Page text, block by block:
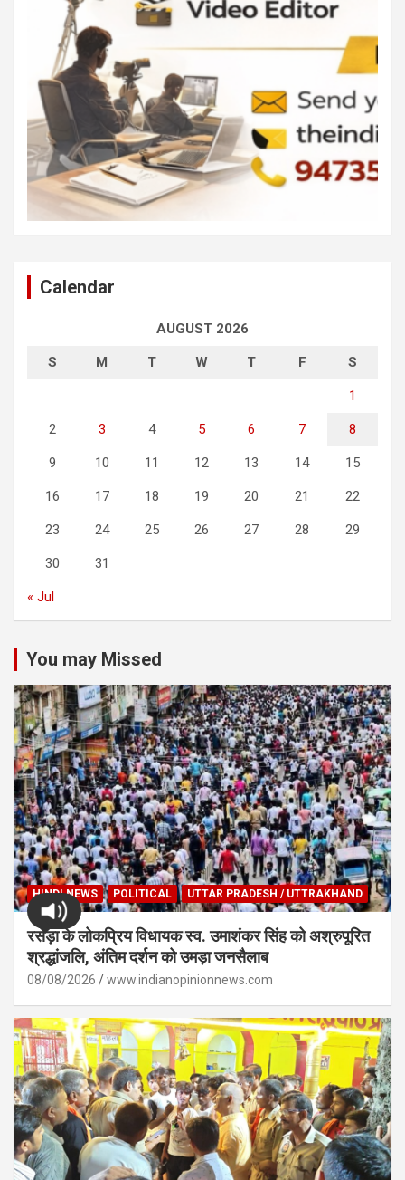
Calendar
AUGUST 2026
S M T W T F S
1
2 3 4 5 6 7 8
9 10 11 12 13 14 15
16 17 18 19 20 21 22
23 24 25 26 27 28 29
30 31
« Jul
You may Missed
HINDI NEWS POLITICAL UTTAR PRADESH / UTTRAKHAND
रसड़ा के लोकप्रिय विधायक स्व. उमाशंकर सिंह को अश्रुपूरित
श्रद्धांजलि, अंतिम दर्शन को उमड़ा जनसैलाब
08/08/2026 www.indianopinionnews.com